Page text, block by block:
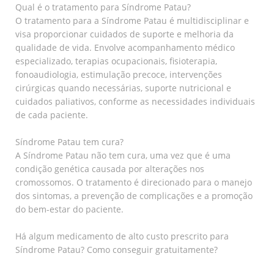
Qual é o tratamento para Síndrome Patau?
O tratamento para a Síndrome Patau é multidisciplinar e
visa proporcionar cuidados de suporte e melhoria da
qualidade de vida. Envolve acompanhamento médico
especializado, terapias ocupacionais, fisioterapia,
fonoaudiologia, estimulação precoce, intervenções
cirúrgicas quando necessárias, suporte nutricional e
cuidados paliativos, conforme as necessidades individuais
de cada paciente.
Síndrome Patau tem cura?
A Síndrome Patau não tem cura, uma vez que é uma
condição genética causada por alterações nos
cromossomos. O tratamento é direcionado para o manejo
dos sintomas, a prevenção de complicações e a promoção
do bem-estar do paciente.
Há algum medicamento de alto custo prescrito para
Síndrome Patau? Como conseguir gratuitamente?